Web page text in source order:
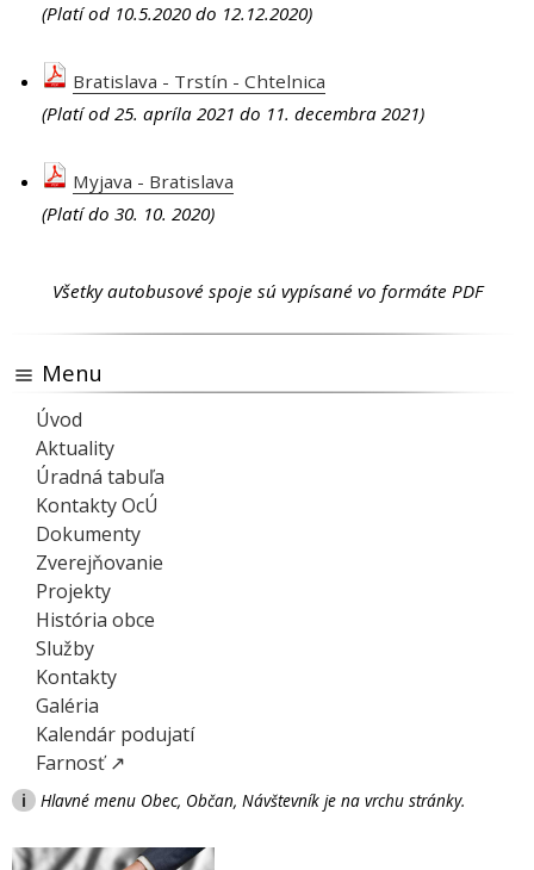
(Platí od 10.5.2020 do 12.12.2020)
Bratislava - Trstín - Chtelnica
(Platí od 25. apríla 2021 do 11. decembra 2021)
Myjava - Bratislava
(Platí do 30. 10. 2020)
Všetky autobusové spoje sú vypísané vo formáte PDF
Menu
Úvod
Aktuality
Úradná tabuľa
Kontakty OcÚ
Dokumenty
Zverejňovanie
Projekty
História obce
Služby
Kontakty
Galéria
Kalendár podujatí
Farnosť ↗
i Hlavné menu Obec, Občan, Návštevník je na vrchu stránky.